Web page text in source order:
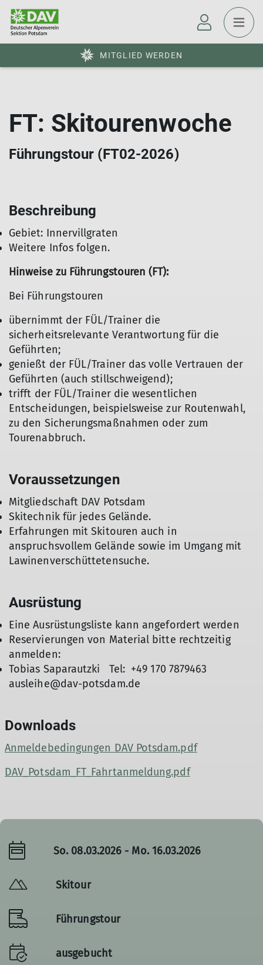
MITGLIED WERDEN
FT: Skitourenwoche
Führungstour (FT02-2026)
Beschreibung
Gebiet: Innervillgraten
Weitere Infos folgen.
Hinweise zu Führungstouren (FT):
Bei Führungstouren
übernimmt der FÜL/Trainer die
sicherheitsrelevante Verantwortung für die
Geführten;
genießt der FÜL/Trainer das volle Vertrauen der
Geführten (auch stillschweigend);
trifft der FÜL/Trainer die wesentlichen
Entscheidungen, beispielsweise zur Routenwahl,
zu den Sicherungsmaßnahmen oder zum
Tourenabbruch.
Voraussetzungen
Mitgliedschaft DAV Potsdam
Skitechnik für jedes Gelände.
Erfahrungen mit Skitouren auch in
anspruchsvollem Gelände sowie im Umgang mit
Lawinenverschüttetensuche.
Ausrüstung
Eine Ausrüstungsliste kann angefordert werden
Reservierungen von Material bitte rechtzeitig
anmelden:
Tobias Saparautzki Tel: +49 170 7879463
ausleihe@dav-potsdam.de
Downloads
Anmeldebedingungen DAV Potsdam.pdf
DAV_Potsdam_FT_Fahrtanmeldung.pdf
So. 08.03.2026 - Mo. 16.03.2026
Skitour
Führungstour
ausgebucht